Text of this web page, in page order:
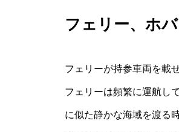
フェリー、ホ
フェリーが持参車両を載
フェリーは頻繁に運航し
に似た静かな海域を渡る